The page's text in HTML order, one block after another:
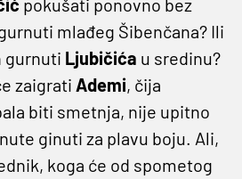
pokušati ponovno bez
mlađeg Šibenčana? Ili
gurnuti Ljubičića u sredinu?
zaigrati Ademi, čija
biti smetnja, nije upitno
ginuti za plavu boju. Ali,
koga će od spometog